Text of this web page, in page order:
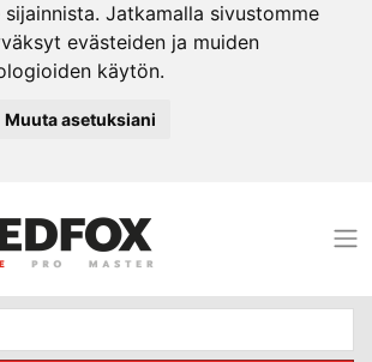
Jatkamalla sivustomme
evästeiden ja muiden
käytön.
Muuta asetuksiani